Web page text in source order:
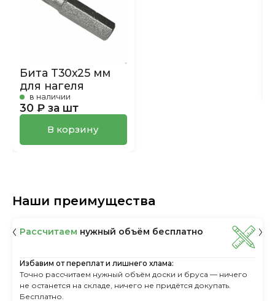
Бита Т30х25 мм
для нагеля
в наличии
30 ₽ за шт
В корзину
Наши преимущества
Рассчитаем нужный объём бесплатно
Избавим от переплат и лишнего хлама:
Точно рассчитаем нужный объём доски и бруса — ничего
не останется на складе, ничего не придётся докупать.
Бесплатно.